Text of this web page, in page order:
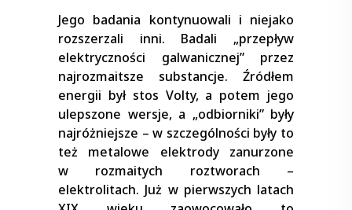
Jego badania kontynuowali i niejako
rozszerzali inni. Badali „przepływ
elektryczności galwanicznej” przez
najrozmaitsze substancje. Źródłem
energii był stos Volty, a potem jego
ulepszone wersje, a „odbiorniki” były
najróżniejsze – w szczególności były to
też metalowe elektrody zanurzone
w rozmaitych roztworach –
elektrolitach. Już w pierwszych latach